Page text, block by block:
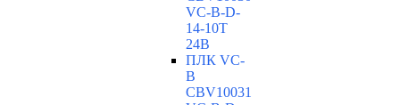
VC-В-D-
14-10T
24В
ПЛК VC-
B
CBV10031